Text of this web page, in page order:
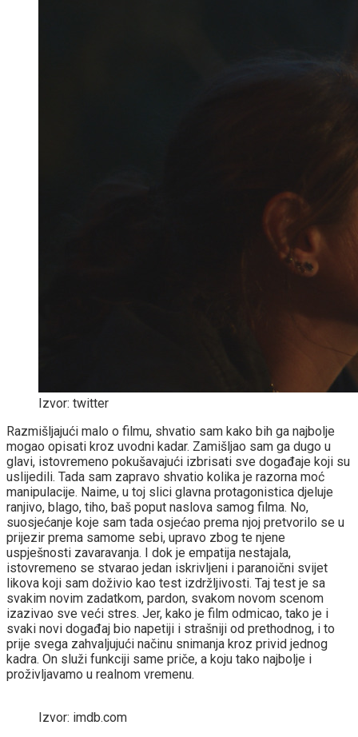
Izvor: twitter
Razmišljajući malo o filmu, shvatio sam kako bih ga najbolje
mogao opisati kroz uvodni kadar. Zamišljao sam ga dugo u
glavi, istovremeno pokušavajući izbrisati sve događaje koji su
uslijedili. Tada sam zapravo shvatio kolika je razorna moć
manipulacije. Naime, u toj slici glavna protagonistica djeluje
ranjivo, blago, tiho, baš poput naslova samog filma. No,
suosjećanje koje sam tada osjećao prema njoj pretvorilo se u
prijezir prema samome sebi, upravo zbog te njene
uspješnosti zavaravanja. I dok je empatija nestajala,
istovremeno se stvarao jedan iskrivljeni i paranoični svijet
likova koji sam doživio kao test izdržljivosti. Taj test je sa
svakim novim zadatkom, pardon, svakom novom scenom
izazivao sve veći stres. Jer, kako je film odmicao, tako je i
svaki novi događaj bio napetiji i strašniji od prethodnog, i to
prije svega zahvaljujući načinu snimanja kroz privid jednog
kadra. On služi funkciji same priče, a koju tako najbolje i
proživljavamo u realnom vremenu.
Izvor: imdb.com